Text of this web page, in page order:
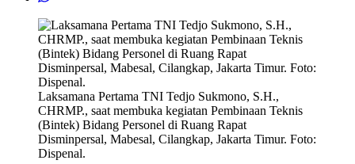
Laksamana Pertama TNI Tedjo Sukmono, S.H.,
CHRMP., saat membuka kegiatan Pembinaan Teknis
(Bintek) Bidang Personel di Ruang Rapat
Disminpersal, Mabesal, Cilangkap, Jakarta Timur. Foto:
Dispenal.